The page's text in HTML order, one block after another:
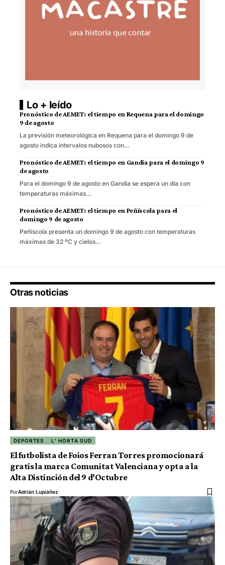
Lo + leído
Pronóstico de AEMET: el tiempo en Requena para el domingo
9 de agosto
La previsión meteorológica en Requena para el domingo 9 de
agosto indica intervalos nubosos con…
Pronóstico de AEMET: el tiempo en Gandia para el domingo 9
de agosto
Para el domingo 9 de agosto en Gandia se espera un día con
temperaturas máximas…
Pronóstico de AEMET: el tiempo en Peñíscola para el
domingo 9 de agosto
Peñíscola presenta un domingo 9 de agosto con temperaturas
máximas de 32 ºC y cielos…
Otras noticias
DEPORTES L' HORTA SUD
El futbolista de Foios Ferran Torres promocionará
gratis la marca Comunitat Valenciana y opta a la
Alta Distinción del 9 d’Octubre
PorAdrián Lupiáñez